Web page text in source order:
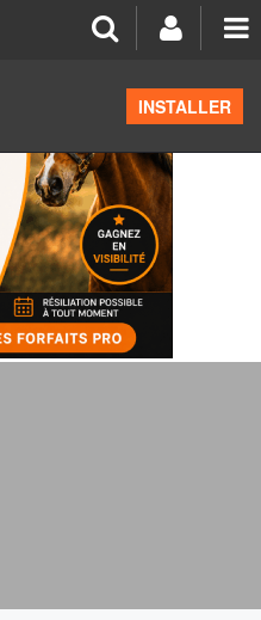
INSTALLER